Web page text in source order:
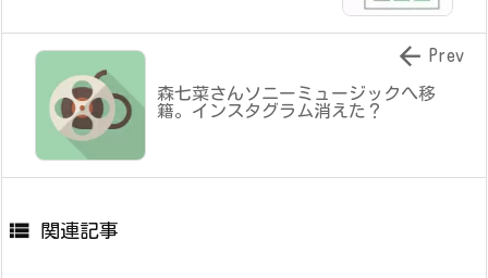
森七菜さんソニーミュージックへ移
籍。インスタグラム消えた？
 Prev
 関連記事